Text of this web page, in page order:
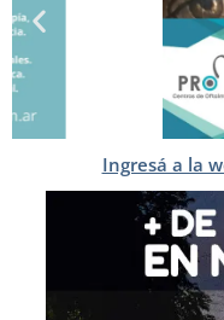
Ingresá a la